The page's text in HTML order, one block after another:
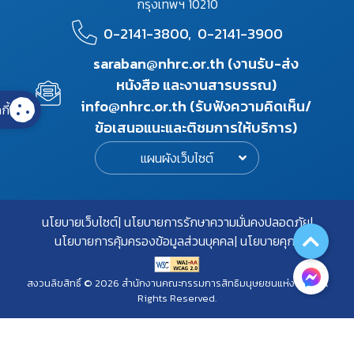
กรุงเทพฯ 10210
0-2141-3800, 0-2141-3900
saraban@nhrc.or.th (งานรับ-ส่ง
หนังสือ และงานสารบรรณ)
info@nhrc.or.th (รับฟังความคิดเห็น/
ข้อเสนอแนะและติชมการให้บริการ)
แผนผังเว็บไซต์
นโยบายเว็บไซต์ นโยบายการรักษาความมั่นคงปลอดภัย
นโยบายการคุ้มครองข้อมูลส่วนบุคคล นโยบายคุกกี้
สงวนลิขสิทธิ์ © 2026 สำนักงานคณะกรรมการสิทธิมนุษยชนแห่งชาติ. All
Rights Reserved.